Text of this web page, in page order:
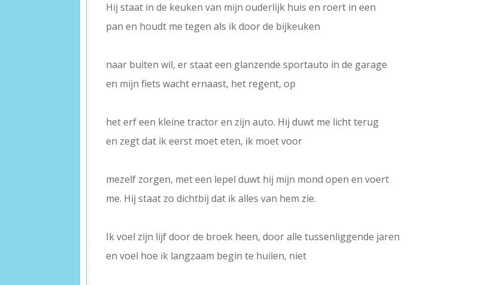
Hij staat in de keuken van mijn ouderlijk huis en roert in een
pan en houdt me tegen als ik door de bijkeuken
naar buiten wil, er staat een glanzende sportauto in de garage
en mijn fiets wacht ernaast, het regent, op
het erf een kleine tractor en zijn auto. Hij duwt me licht terug
en zegt dat ik eerst moet eten, ik moet voor
mezelf zorgen, met een lepel duwt hij mijn mond open en voert
me. Hij staat zo dichtbij dat ik alles van hem zie.
Ik voel zijn lijf door de broek heen, door alle tussenliggende jaren
en voel hoe ik langzaam begin te huilen, niet